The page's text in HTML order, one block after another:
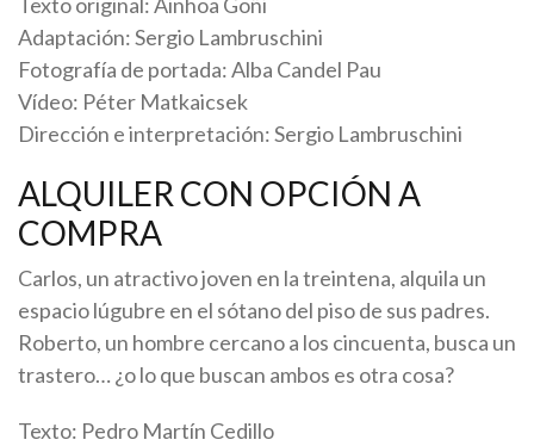
Adaptación: Sergio Lambruschini
Fotografía de portada: Alba Candel Pau
Vídeo: Péter Matkaicsek
Dirección e interpretación: Sergio Lambruschini
ALQUILER CON OPCIÓN A
COMPRA
Carlos, un atractivo joven en la treintena, alquila un
espacio lúgubre en el sótano del piso de sus padres.
Roberto, un hombre cercano a los cincuenta, busca un
trastero… ¿o lo que buscan ambos es otra cosa?
Texto: Pedro Martín Cedillo